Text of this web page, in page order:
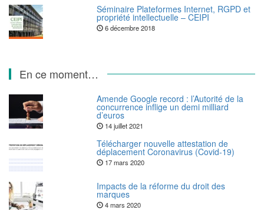
Séminaire Plateformes Internet, RGPD et
propriété intellectuelle – CEIPI
6 décembre 2018
En ce moment…
Amende Google record : l’Autorité de la
concurrence inflige un demi milliard
d’euros
14 juillet 2021
Télécharger nouvelle attestation de
déplacement Coronavirus (Covid-19)
17 mars 2020
Impacts de la réforme du droit des
marques
4 mars 2020